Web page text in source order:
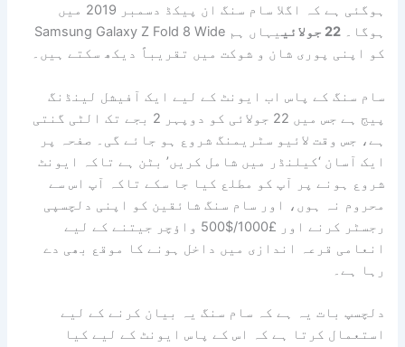
ہوگئی ہے کہ اگلا سام سنگ ان پیکڈ دسمبر 2019 میں
ہوگا۔22 جولائی
یہاں ہم Samsung Galaxy Z Fold 8 Wide
کو اپنی پوری شان و شوکت میں تقریباً دیکھ سکتے ہیں۔
سام سنگ کے پاس اب ایونٹ کے لیے ایک آفیشل لینڈنگ
پیج ہے جس میں 22 جولائی کو دوپہر 2 بجے تک الٹی گنتی
ہے، جس وقت لائیو سٹریمنگ شروع ہو جائے گی۔ صفحہ پر
ایک آسان ‘کیلنڈر میں شامل کریں’ بٹن ہے تاکہ ایونٹ
شروع ہونے پر آپ کو مطلع کیا جا سکے تاکہ آپ اس سے
محروم نہ ہوں، اور سام سنگ شائقین کو اپنی دلچسپی
رجسٹر کرنے اور £1000/$500 واؤچر جیتنے کے لیے
انعامی قرعہ اندازی میں داخل ہونے کا موقع بھی دے
رہا ہے۔
دلچسپ بات یہ ہے کہ سام سنگ یہ بیان کرنے کے لیے
استعمال کرتا ہے کہ اس کے پاس ایونٹ کے لیے کیا